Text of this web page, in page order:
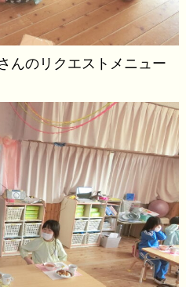
んのリクエストメニュー